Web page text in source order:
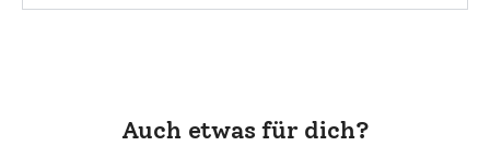
Auch etwas für dich?